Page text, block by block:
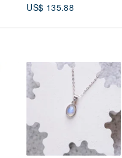
US$ 135.88